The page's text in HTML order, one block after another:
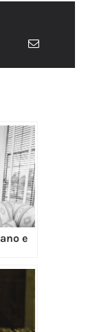
e